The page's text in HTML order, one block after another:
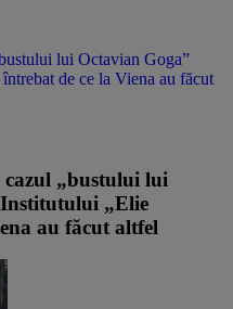
lui Octavian Goga”
de ce la Viena au făcut
„bustului lui
„Elie
au făcut altfel